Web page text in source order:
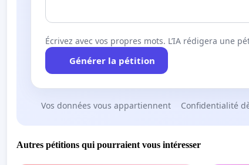
Écrivez avec vos propres mots. L’IA rédigera une
Générer la pétition
Vos données vous appartiennent Confidentialité
Autres pétitions qui pourraient vous intéresser